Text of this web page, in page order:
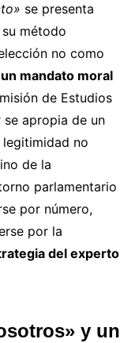
se presenta
método
no como
un mandato moral
de Estudios
se apropia de un
legitimidad no
de la
parlamentario
por número,
por la
del experto
y un